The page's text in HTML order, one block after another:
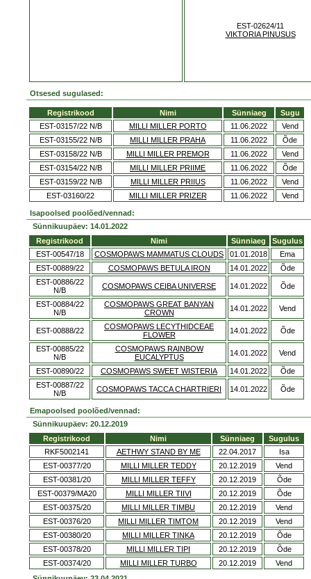
EST-02624/11
VIKTORIA PINUSUS
Otsesed sugulased:
Registrikood Nimi Sünniaeg
Sugu
EST-03157/22 N/B
MILLI MILLER PORTO 11.06.2022
Vend
EST-03155/22 N/B
MILLI MILLER PRAHA 11.06.2022
Õde
EST-03158/22 N/B
MILLI MILLER PREMOR 11.06.2022
Vend
EST-03154/22 N/B
MILLI MILLER PRIIME 11.06.2022
Õde
EST-03159/22 N/B
MILLI MILLER PRIIUS 11.06.2022
Vend
EST-03160/22
MILLI MILLER PRIZER 11.06.2022 Vend
Isapoolsed poolõed/vennad:
Sünnikuupäev: 14.01.2022
Registrikood
Nimi Sünniaeg
Sugulus
EST-00547/18
COSMOPAWS MAMMATUS CLOUDS 01.01.2018
Ema
EST-00889/22
COSMOPAWS BETULA IRON 14.01.2022
Õde
EST-00886/22
N/B
COSMOPAWS CEIBA UNIVERSE 14.01.2022 Õde
EST-00884/22
N/B
COSMOPAWS GREAT BANYAN
CROWN
14.01.2022 Vend
EST-00888/22
COSMOPAWS LECYTHIDCEAE
FLOWER
14.01.2022 Õde
EST-00885/22
N/B
COSMOPAWS RAINBOW
EUCALYPTUS
14.01.2022 Vend
EST-00890/22 COSMOPAWS SWEET WISTERIA 14.01.2022
Õde
EST-00887/22
N/B
COSMOPAWS TACCA CHARTRIERI 14.01.2022 Õde
Emapoolsed poolõed/vennad:
Sünnikuupäev: 20.12.2019
Registrikood
Nimi Sünniaeg
Sugulus
RKF5002141
AETHWY STAND BY ME 22.04.2017
Isa
EST-00377/20
MILLI MILLER TEDDY 20.12.2019
Vend
EST-00381/20
MILLI MILLER TEFFY 20.12.2019
Õde
EST-00379/MA20
MILLI MILLER TIIVI 20.12.2019
Õde
EST-00375/20
MILLI MILLER TIMBU 20.12.2019
Vend
EST-00376/20
MILLI MILLER TIMTOM 20.12.2019
Vend
EST-00380/20
MILLI MILLER TINKA 20.12.2019
Õde
EST-00378/20
MILLI MILLER TIPI 20.12.2019
Õde
EST-00374/20
MILLI MILLER TURBO 20.12.2019
Vend